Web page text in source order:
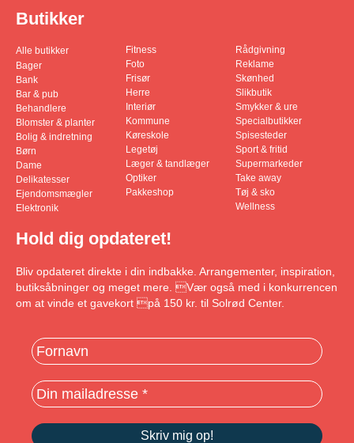
Butikker
Alle butikker
Bager
Bank
Bar & pub
Behandlere
Blomster & planter
Bolig & indretning
Børn
Dame
Delikatesser
Ejendomsmægler
Elektronik
Fitness
Foto
Frisør
Herre
Interiør
Kommune
Køreskole
Legetøj
Læger & tandlæger
Optiker
Pakkeshop
Rådgivning
Reklame
Skønhed
Slikbutik
Smykker & ure
Specialbutikker
Spisesteder
Sport & fritid
Supermarkeder
Take away
Tøj & sko
Wellness
Hold dig opdateret!
Bliv opdateret direkte i din indbakke. Arrangementer, inspiration,
butiksåbninger og meget mere. Vær også med i konkurrencen
om at vinde et gavekort på 150 kr. til Solrød Center.